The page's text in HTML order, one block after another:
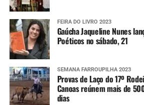
FEIRA DO LIVRO 2023
Gaúcha Jaqueline Nunes
Poéticos no sábado, 21
SEMANA FARROUPILHA 2023
Provas de Laço do 17º
Canoas reúnem mais de
dias